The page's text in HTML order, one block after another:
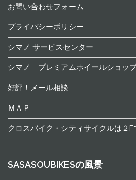
お問い合わせフォーム
プライバシーポリシー
シマノ サービスセンター
シマノ プレミアムホイールショッ
好評！メール相談
ＭＡＰ
クロスバイク・シティサイクルは２F
SASASOUBIKESの風景